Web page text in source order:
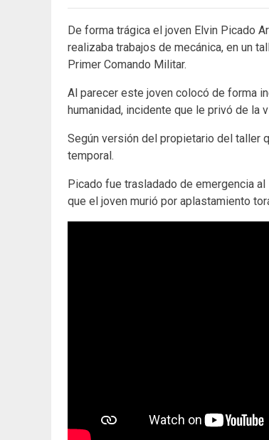
De forma trágica el joven Elvin Picado
realizaba trabajos de mecánica, en un
Primer Comando Militar.
Al parecer este joven colocó de forma
humanidad, incidente que le privó de la
Según versión del propietario del taller
temporal.
Picado fue trasladado de emergencia
que el joven murió por aplastamiento